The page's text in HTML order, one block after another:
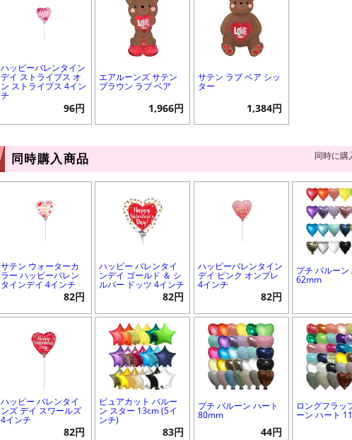
ハッピーバレンタイン
デイ ストライプス オ
ン ストライプス 4イン
チ
96円
エアルーンズ サテン
ブラウン ラブ ベア
1,966円
サテン ラブ ベア シッ
ター
1,384円
同時購入商品 同時に購
サテン ウォーターカ
ラー ハッピーバレン
タインデイ 4インチ
82円
ハッピー バレンタイ
ンデイ ゴールド ＆ シ
ルバー ドッツ 4インチ
82円
ハッピーバレンタイン
デイ ピンク オンブレ
4インチ
82円
プチ バルーン
62mm
ハッピー バレンタイ
ンズ デイ スワールズ
4インチ
82円
ピュアカット バルー
ン スター 13cm (5イ
ンチ)
83円
プチ バルーン ハート
80mm
44円
ロングフラッ
ーン ハート